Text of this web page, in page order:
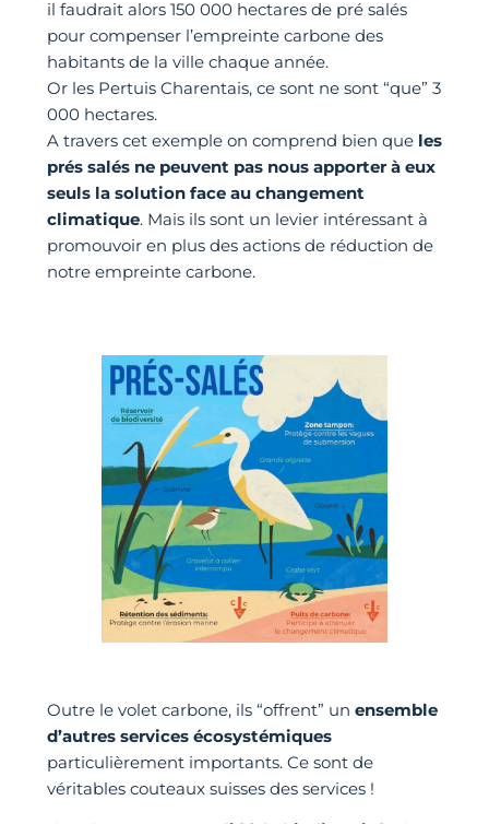
il faudrait alors 150 000 hectares de pré salés
pour compenser l’empreinte carbone des
habitants de la ville chaque année.
Or les Pertuis Charentais, ce sont ne sont “que” 3
000 hectares.
A travers cet exemple on comprend bien que les
prés salés ne peuvent pas nous apporter à eux
seuls la solution face au changement
climatique. Mais ils sont un levier intéressant à
promouvoir en plus des actions de réduction de
notre empreinte carbone.
Outre le volet carbone, ils “offrent” un ensemble
d’autres services écosystémiques
particulièrement importants. Ce sont de
véritables couteaux suisses des services !